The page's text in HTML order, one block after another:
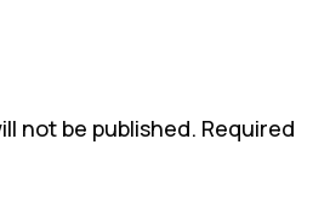
not be published. Required